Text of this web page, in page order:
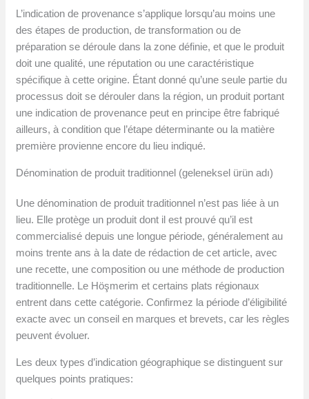
L’indication de provenance s’applique lorsqu’au moins une
des étapes de production, de transformation ou de
préparation se déroule dans la zone définie, et que le produit
doit une qualité, une réputation ou une caractéristique
spécifique à cette origine. Étant donné qu’une seule partie du
processus doit se dérouler dans la région, un produit portant
une indication de provenance peut en principe être fabriqué
ailleurs, à condition que l’étape déterminante ou la matière
première provienne encore du lieu indiqué.
Dénomination de produit traditionnel (geleneksel ürün adı)
Une dénomination de produit traditionnel n’est pas liée à un
lieu. Elle protège un produit dont il est prouvé qu’il est
commercialisé depuis une longue période, généralement au
moins trente ans à la date de rédaction de cet article, avec
une recette, une composition ou une méthode de production
traditionnelle. Le Höşmerim et certains plats régionaux
entrent dans cette catégorie. Confirmez la période d’éligibilité
exacte avec un conseil en marques et brevets, car les règles
peuvent évoluer.
Les deux types d’indication géographique se distinguent sur
quelques points pratiques: